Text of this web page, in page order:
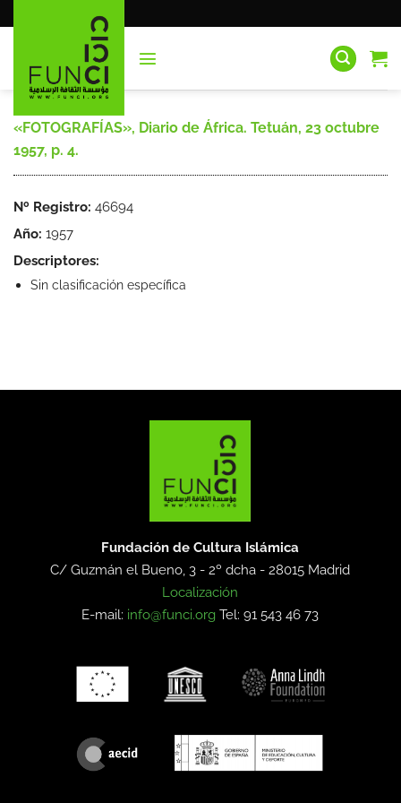
al
«FOTOGRAFÍAS», Diario de África. Tetuán, 23 octubre
1957, p. 4.
Nº Registro: 46694
Año: 1957
Descriptores:
Sin clasificación específica
Fundación de Cultura Islámica
C/ Guzmán el Bueno, 3 - 2º dcha -28015 Madrid
Localización
E-mail: info@funci.org Tel: 91 543 46 73